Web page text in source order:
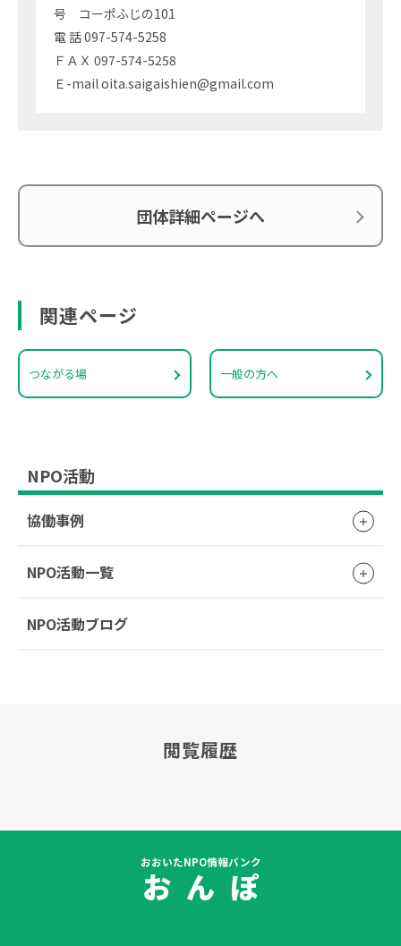
号 コーポふじの101
電 話 097-574-5258
ＦＡＸ 097-574-5258
Ｅ-mail oita.saigaishien@gmail.com
団体詳細ページへ
関連ページ
つながる場 一般の方へ
NPO活動
協働事例
NPO活動一覧
NPO活動ブログ
閲覧履歴
おおいたNPO情報バンク
お ん ぽ